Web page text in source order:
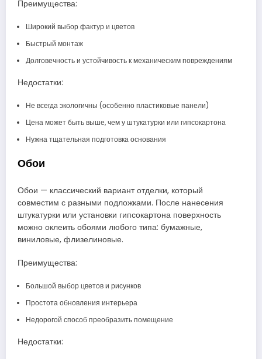
Преимущества:
Широкий выбор фактур и цветов
Быстрый монтаж
Долговечность и устойчивость к механическим повреждениям
Недостатки:
Не всегда экологичны (особенно пластиковые панели)
Цена может быть выше, чем у штукатурки или гипсокартона
Нужна тщательная подготовка основания
Обои
Обои — классический вариант отделки, который
совместим с разными подложками. После нанесения
штукатурки или установки гипсокартона поверхность
можно оклеить обоями любого типа: бумажные,
виниловые, флизелиновые.
Преимущества:
Большой выбор цветов и рисунков
Простота обновления интерьера
Недорогой способ преобразить помещение
Недостатки: